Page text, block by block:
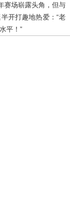
赛场崭露头角，但与
开打趣地热爱：“老
平！”